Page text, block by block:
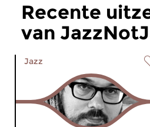
Recente
van
Jazz